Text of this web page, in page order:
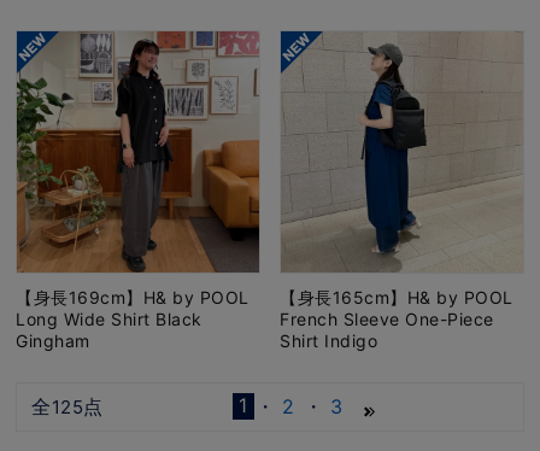
【身長169cm】H& by POOL
Long Wide Shirt Black
Gingham
【身長165cm】H& by POOL
French Sleeve One-Piece
Shirt Indigo
全125点 1 2 3